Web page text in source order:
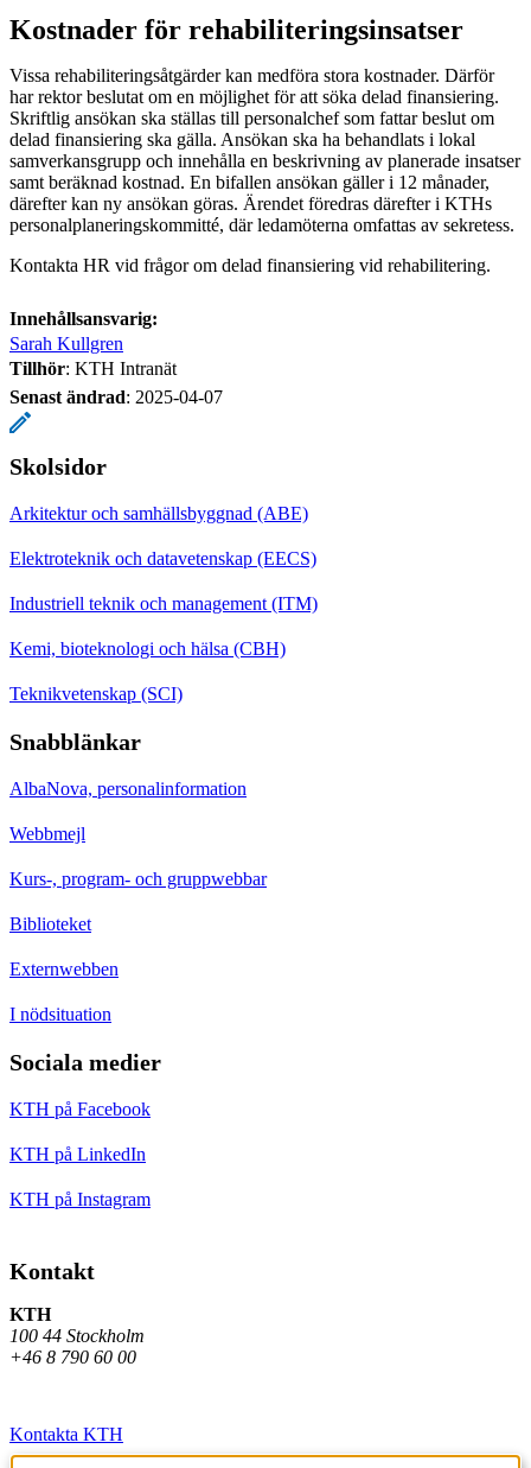
Kostnader för rehabiliteringsinsatser
Vissa rehabiliteringsåtgärder kan medföra stora kostnader. Därför
har rektor beslutat om en möjlighet för att söka delad finansiering.
Skriftlig ansökan ska ställas till personalchef som fattar beslut om
delad finansiering ska gälla. Ansökan ska ha behandlats i lokal
samverkansgrupp och innehålla en beskrivning av planerade insatser
samt beräknad kostnad. En bifallen ansökan gäller i 12 månader,
därefter kan ny ansökan göras. Ärendet föredras därefter i KTHs
personalplaneringskommitté, där ledamöterna omfattas av sekretess.
Kontakta HR vid frågor om delad finansiering vid rehabilitering.
Innehållsansvarig:
Sarah Kullgren
Tillhör: KTH Intranät
Senast ändrad: 2025-04-07
Skolsidor
Arkitektur och samhällsbyggnad (ABE)
Elektroteknik och datavetenskap (EECS)
Industriell teknik och management (ITM)
Kemi, bioteknologi och hälsa (CBH)
Teknikvetenskap (SCI)
Snabblänkar
AlbaNova, personalinformation
Webbmejl
Kurs-, program- och gruppwebbar
Biblioteket
Externwebben
I nödsituation
Sociala medier
KTH på Facebook
KTH på LinkedIn
KTH på Instagram
Kontakt
KTH
100 44 Stockholm
+46 8 790 60 00
Kontakta KTH